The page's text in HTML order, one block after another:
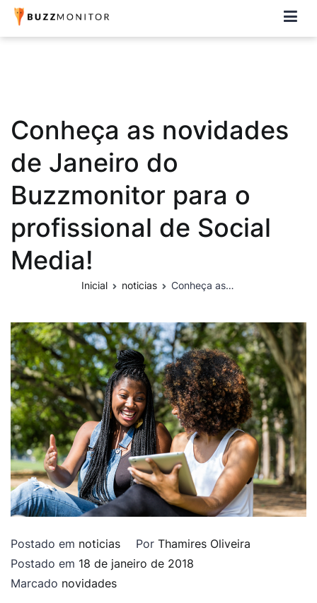
Buzzmonitor
A plataforma mais completa e flexível para social media e CRM
Conheça as novidades
de Janeiro do
Buzzmonitor para o
profissional de Social
Media!
Inicial noticias Conheça as novidades de Janeiro do Buzzmonitor para o profissional de Social Media!
Postado em noticias Por Thamires Oliveira
Postado em 18 de janeiro de 2018
Marcado novidades